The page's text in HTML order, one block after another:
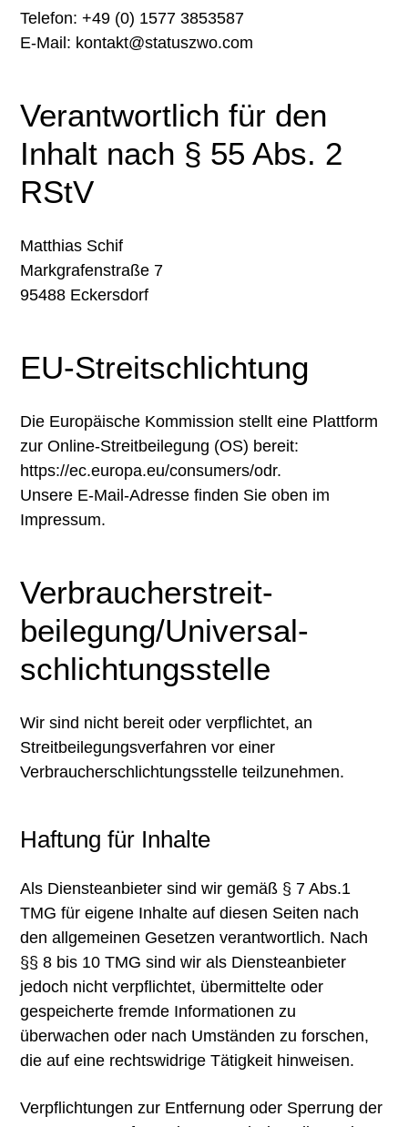
Telefon: +49 (0) 1577 3853587
E-Mail: kontakt@statuszwo.com
Verantwortlich für den
Inhalt nach § 55 Abs. 2
RStV
Matthias Schif
Markgrafenstraße 7
95488 Eckersdorf
EU-Streitschlichtung
Die Europäische Kommission stellt eine Plattform
zur Online-Streitbeilegung (OS) bereit:
https://ec.europa.eu/consumers/odr.
Unsere E-Mail-Adresse finden Sie oben im
Impressum.
Verbraucher­streit­
beilegung/Universal­
schlichtungs­stelle
Wir sind nicht bereit oder verpflichtet, an
Streitbeilegungsverfahren vor einer
Verbraucherschlichtungsstelle teilzunehmen.
Haftung für Inhalte
Als Diensteanbieter sind wir gemäß § 7 Abs.1
TMG für eigene Inhalte auf diesen Seiten nach
den allgemeinen Gesetzen verantwortlich. Nach
§§ 8 bis 10 TMG sind wir als Diensteanbieter
jedoch nicht verpflichtet, übermittelte oder
gespeicherte fremde Informationen zu
überwachen oder nach Umständen zu forschen,
die auf eine rechtswidrige Tätigkeit hinweisen.
Verpflichtungen zur Entfernung oder Sperrung der